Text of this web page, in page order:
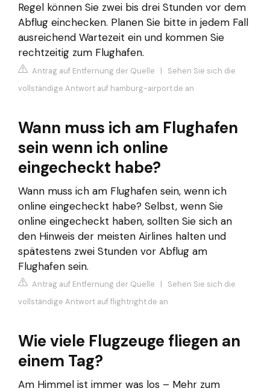
Regel können Sie zwei bis drei Stunden vor dem
Abflug einchecken. Planen Sie bitte in jedem Fall
ausreichend Wartezeit ein und kommen Sie
rechtzeitig zum Flughafen.
Antrag auf Entfernung der Quelle | Sehen Sie sich die
vollständige Antwort auf hamburg-airport.de an
Wann muss ich am Flughafen
sein wenn ich online
eingecheckt habe?
Wann muss ich am Flughafen sein, wenn ich
online eingecheckt habe? Selbst, wenn Sie
online eingecheckt haben, sollten Sie sich an
den Hinweis der meisten Airlines halten und
spätestens zwei Stunden vor Abflug am
Flughafen sein.
Antrag auf Entfernung der Quelle | Sehen Sie sich die
vollständige Antwort auf flightright.de an
Wie viele Flugzeuge fliegen an
einem Tag?
Am Himmel ist immer was los – Mehr zum